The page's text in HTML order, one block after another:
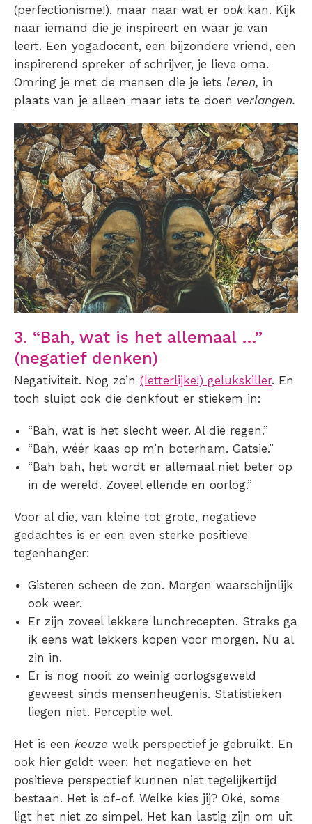
(perfectionisme!), maar naar wat er ookkan. Kijk
naar iemand die je inspireert en waar je van
leert. Een yogadocent, een bijzondere vriend, een
inspirerend spreker of schrijver, je lieve oma.
Omring je met de mensen die je iets leren, in
plaats van je alleen maar iets te doen verlangen.
3. “Bah, wat is het allemaal …”
(negatief denken)
Negativiteit. Nog zo’n (letterlijke!) gelukskiller. En
toch sluipt ook die denkfout er stiekem in:
“Bah, wat is het slecht weer. Al die regen.”
“Bah, wéér kaas op m’n boterham. Gatsie.”
“Bah bah, het wordt er allemaal niet beter op
in de wereld. Zoveel ellende en oorlog.”
Voor al die, van kleine tot grote, negatieve
gedachtes is er een even sterke positieve
tegenhanger:
Gisteren scheen de zon. Morgen waarschijnlijk
ook weer.
Er zijn zoveel lekkere lunchrecepten. Straks ga
ik eens wat lekkers kopen voor morgen. Nu al
zin in.
Er is nog nooit zo weinig oorlogsgeweld
geweest sinds mensenheugenis. Statistieken
liegen niet. Perceptie wel.
Het is een keuze welk perspectief je gebruikt. En
ook hier geldt weer: het negatieve en het
positieve perspectief kunnen niet tegelijkertijd
bestaan. Het is of-of. Welke kies jij? Oké, soms
ligt het niet zo simpel. Het kan lastig zijn om uit